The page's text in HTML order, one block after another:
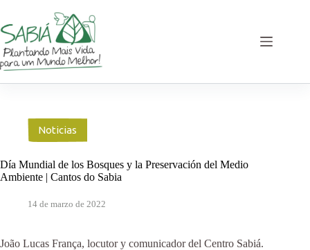
contenido
Noticias
Día Mundial de los Bosques y la Preservación del Medio
Ambiente | Cantos do Sabia
14 de marzo de 2022
João Lucas França, locutor y comunicador del Centro Sabiá.